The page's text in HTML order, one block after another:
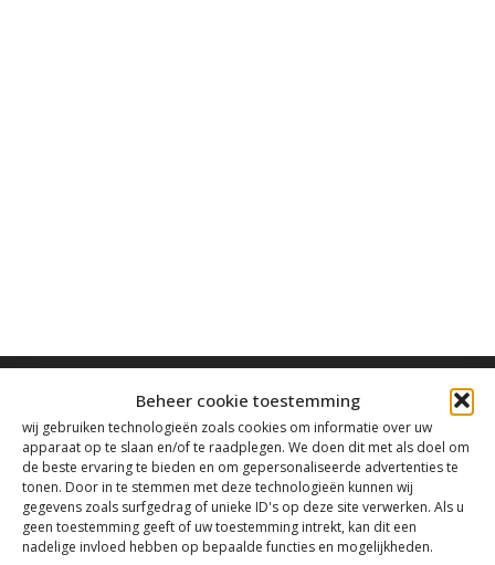
Beheer cookie toestemming
wij gebruiken technologieën zoals cookies om informatie over uw
apparaat op te slaan en/of te raadplegen. We doen dit met als doel om
de beste ervaring te bieden en om gepersonaliseerde advertenties te
tonen. Door in te stemmen met deze technologieën kunnen wij
gegevens zoals surfgedrag of unieke ID's op deze site verwerken. Als u
geen toestemming geeft of uw toestemming intrekt, kan dit een
nadelige invloed hebben op bepaalde functies en mogelijkheden.
Contact
Tanthofdreef 7 2623 EW Delft